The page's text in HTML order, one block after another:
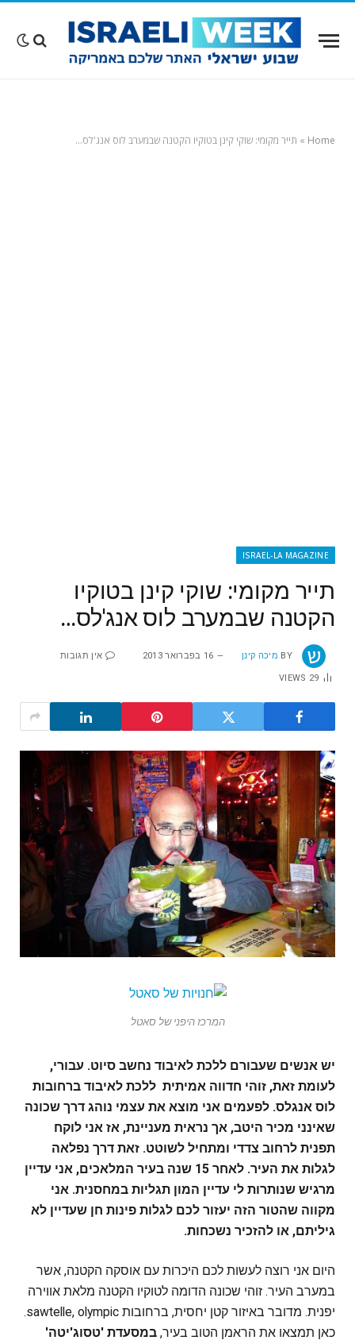
Home
» תייר מקומי: שוקי קינן בטוקיו הקטנה שבמערב לוס אנג'לס…
ISRAEL-LA MAGAZINE
תייר מקומי: שוקי קינן בטוקיו
הקטנה שבמערב לוס אנג'לס…
BY מיכה קינן 16 בפברואר 2013 אין תגובות
29
VIEWS
המרכז היפני של סאטל
יש אנשים שעבורם ללכת לאיבוד נחשב סיוט. עבורי,
לעומת זאת, זוהי חדווה אמיתית ללכת לאיבוד ברחובות
לוס אנגלס. לפעמים אני מוצא את עצמי נוהג דרך שכונה
שאינני מכיר היטב, אך נראית מעניינת, אז אני לוקח
תפנית לרחוב צדדי ומתחיל לשוטט. זאת דרך נפלאה
לגלות את העיר. לאחר 15 שנה בעיר המלאכים, אני עדיין
מרגיש שנותרות לי עדיין המון תגליות במחסנית. אני
מקווה שהטור הזה יעזור לכם לגלות פינות חן שעדיין לא
גיליתם, או להזכיר נשכחות.
היום אני רוצה לעשות לכם היכרות עם אוסקה הקטנה, אשר
במערב העיר. זוהי שכונה הדומה לטוקיו הקטנה מלאת אווירה
יפנית. מדובר באיזור קטן יחסית, ברחובות sawtelle, olympic.
כאן תמצאו את הראמן הטוב בעיר, במסעדת 'טסוג'יטה'